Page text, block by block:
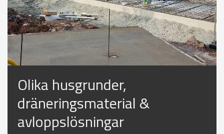
Olika husgrunder,
dräneringsmaterial &
avloppslösningar